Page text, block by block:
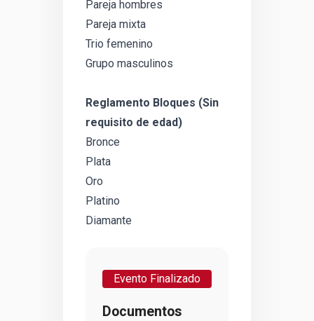
Pareja hombres
Pareja mixta
Trio femenino
Grupo masculinos
Reglamento Bloques (Sin
requisito de edad)
Bronce
Plata
Oro
Platino
Diamante
Evento Finalizado
Documentos